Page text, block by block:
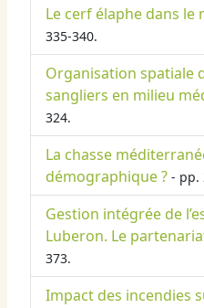
Le cerf élaphe dans le
335-340.
Organisation spatiale
sangliers en milieu
324.
La chasse
démographique ? - pp.
Gestion intégrée de
Luberon. Le
373.
Impact des incendies